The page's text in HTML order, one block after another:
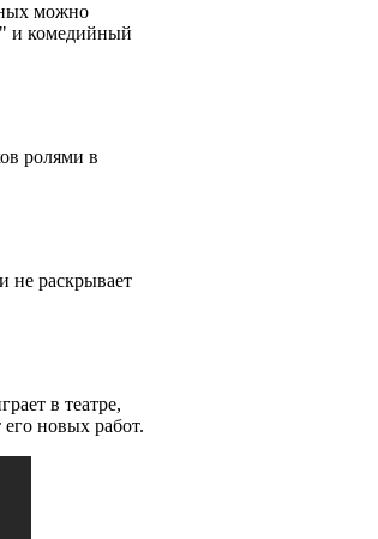
можно
и комедийный
ролями в
не раскрывает
в театре,
новых работ.